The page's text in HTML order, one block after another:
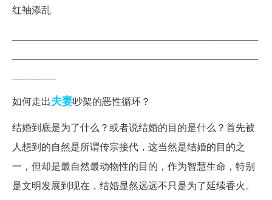
红袖添乱
如何走出夫妻吵架的恶性循环？
结婚到底是为了什么？或者说结婚的目的是什么？首先被
人想到的自然是所谓传宗接代，这当然是结婚的目的之
一，但却是最自然最动物性的目的，作为智慧生命，特别
是文明发展到现在，结婚显然远远不只是为了延续香火。